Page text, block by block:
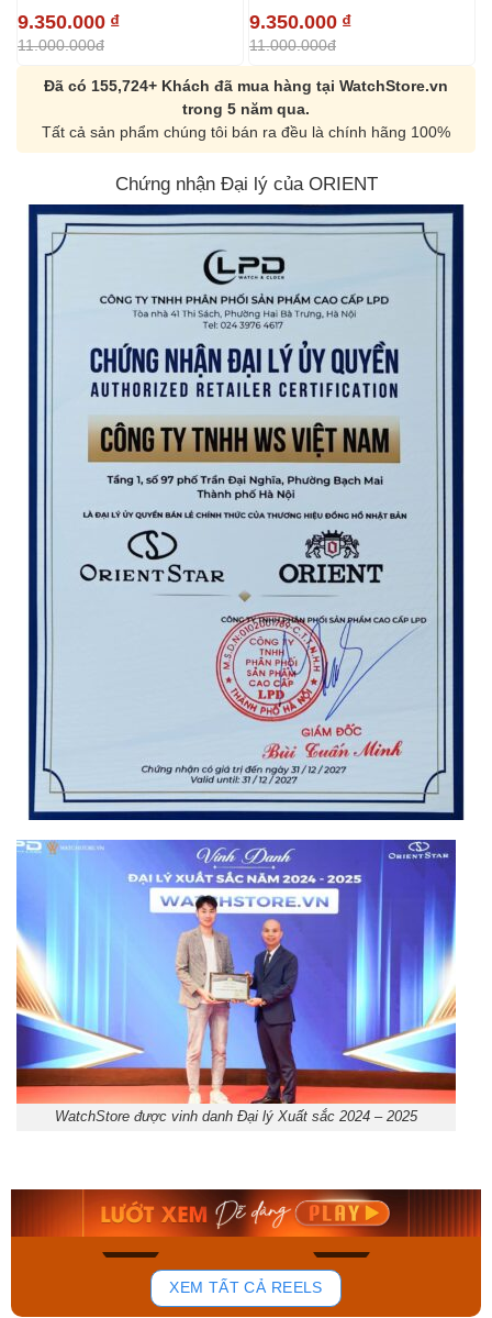
9.350.000 ₫
11.000.000đ
9.350.000 ₫
11.000.000đ
Đã có 155,724+ Khách đã mua hàng tại WatchStore.vn
trong 5 năm qua.
Tất cả sản phẩm chúng tôi bán ra đều là chính hãng 100%
Chứng nhận Đại lý của ORIENT
WatchStore được vinh danh Đại lý Xuất sắc 2024 – 2025
139
Mua ngay Mua ngay
XEM TẤT CẢ REELS